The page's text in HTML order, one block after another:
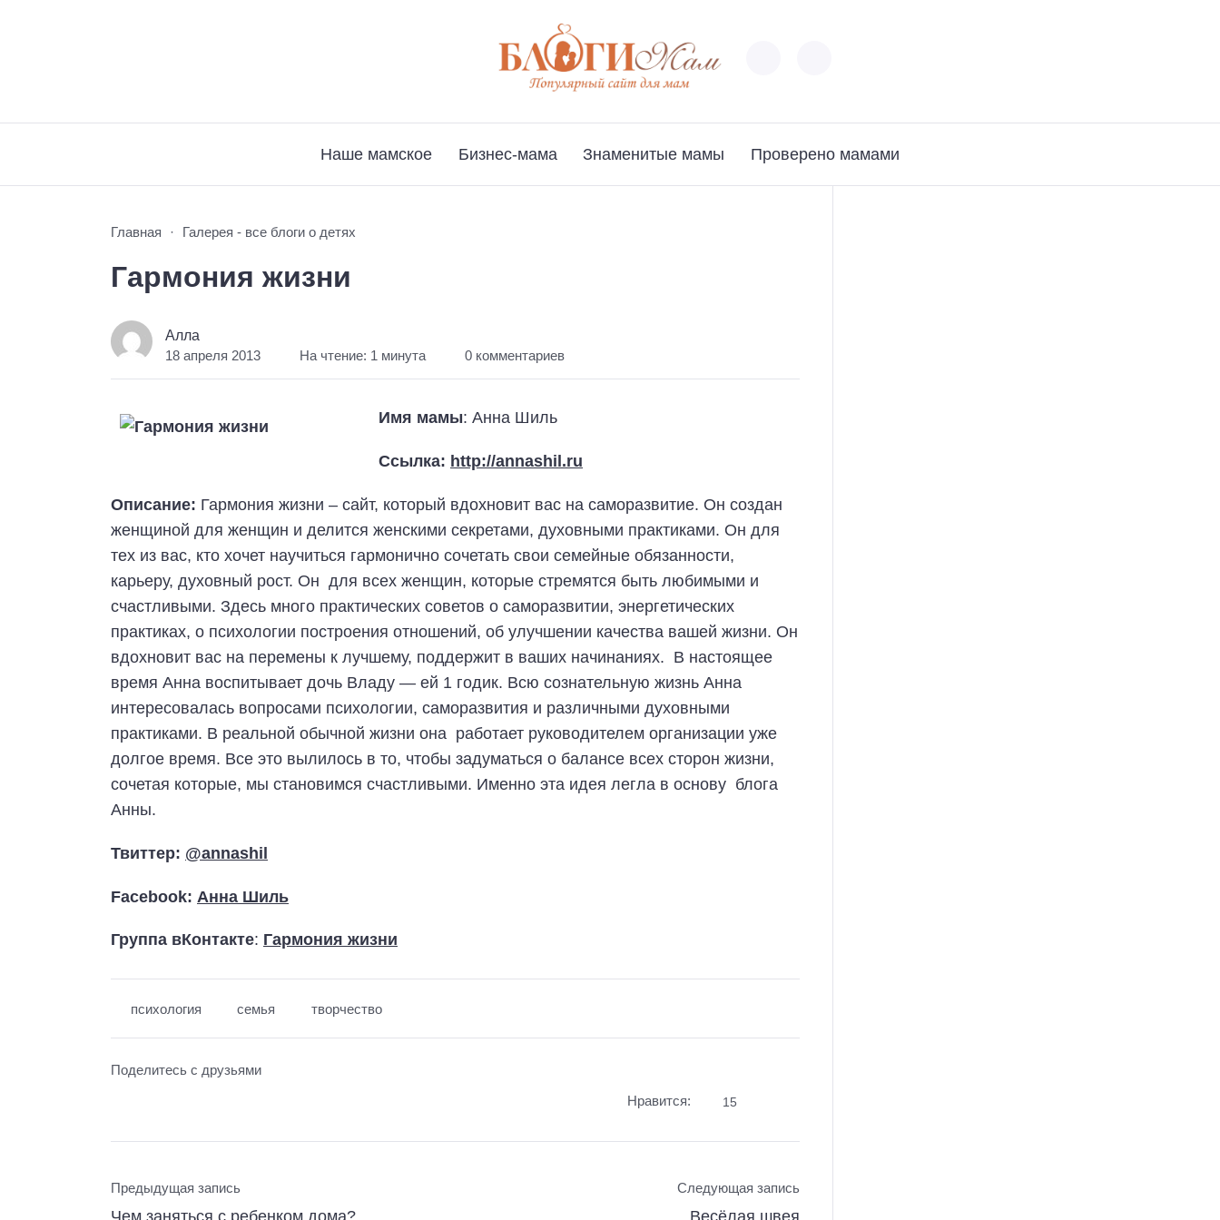
Наше мамское Бизнес-мама Знаменитые мамы Проверено мамами
Главная Галерея - все блоги о детях
Гармония жизни
Алла
18 апреля 2013 На чтение: 1 минута 0 комментариев
Имя мамы: Анна Шиль
Ссылка: http://annashil.ru
Описание: Гармония жизни – сайт, который вдохновит вас на саморазвитие. Он создан
женщиной для женщин и делится женскими секретами, духовными практиками. Он для
тех из вас, кто хочет научиться гармонично сочетать свои семейные обязанности,
карьеру, духовный рост. Он для всех женщин, которые стремятся быть любимыми и
счастливыми. Здесь много практических советов о саморазвитии, энергетических
практиках, о психологии построения отношений, об улучшении качества вашей жизни. Он
вдохновит вас на перемены к лучшему, поддержит в ваших начинаниях. В настоящее
время Анна воспитывает дочь Владу — ей 1 годик. Всю сознательную жизнь Анна
интересовалась вопросами психологии, саморазвития и различными духовными
практиками. В реальной обычной жизни она работает руководителем организации уже
долгое время. Все это вылилось в то, чтобы задуматься о балансе всех сторон жизни,
сочетая которые, мы становимся счастливыми. Именно эта идея легла в основу блога
Анны.
Твиттер: @annashil
Facebook: Анна Шиль
Группа вКонтакте: Гармония жизни
психология семья творчество
Поделитесь с друзьями
Нравится: 15
Предыдущая запись Следующая запись